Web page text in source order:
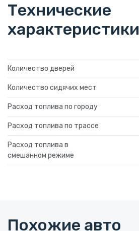
Технические
характеристики
Количество дверей
Количество сидячих мест
Расход топлива по городу
Расход топлива по трассе
Расход топлива в
смешанном режиме
Похожие авто